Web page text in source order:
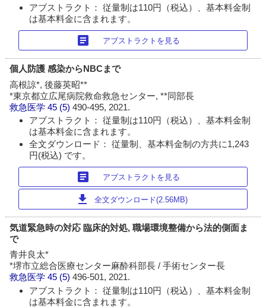
アブストラクト： 従量制は110円（税込）、基本料金制
は基本料金に含まれます。
article アブストラクトを見る
個人防護 感染からNBCまで
高根諒*, 後藤英昭**
*東京都立広尾病院救命救急センター, **同部長
救急医学 45 (5)490-495, 2021.
アブストラクト： 従量制は110円（税込）、基本料金制
は基本料金に含まれます。
全文ダウンロード： 従量制、基本料金制の方共に1,243
円(税込) です。
article アブストラクトを見る
download 全文ダウンロード(2.56MB)
気道緊急時の対応 臨床的対処, 職場環境整備から法的側面ま
で
青井良太*
*堺市立総合医療センター麻酔科部長 / 手術センター長
救急医学 45 (5)496-501, 2021.
アブストラクト： 従量制は110円（税込）、基本料金制
は基本料金に含まれます。